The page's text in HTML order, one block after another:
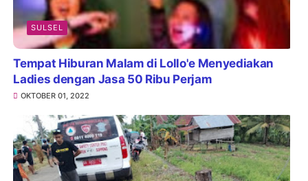
SULSEL
Tempat Hiburan Malam di Lollo'e Menyediakan
Ladies dengan Jasa 50 Ribu Perjam
OKTOBER 01, 2022